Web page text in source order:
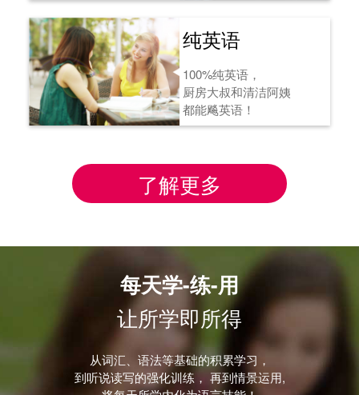
纯英语
100%纯英语，
厨房大叔和清洁阿姨
都能飚英语！
了解更多
每天学-练-用
让所学即所得
从词汇、语法等基础的积累学习，
到听说读写的强化训练， 再到情景运用,